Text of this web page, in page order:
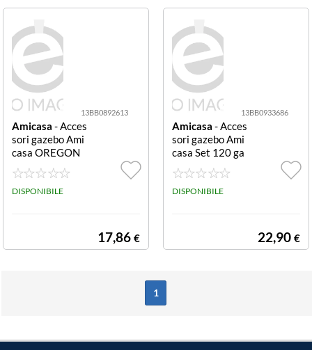
13BB0892613
Amicasa - Acces
sori gazebo Ami
casa OREGON
Set 75 ganci Set
75 ganci
DISPONIBILE
17,86 €
13BB0933686
Amicasa - Acces
sori gazebo Ami
casa Set 120 ga
nci per Milano e
Pergola Bianco
Set 120 ganci p
DISPONIBILE
22,90 €
1